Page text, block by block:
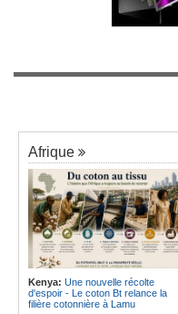
Afrique
Kenya: Une nouvelle récolte
d'espoir - Le coton Bt relance la
filière cotonnière à Lamu